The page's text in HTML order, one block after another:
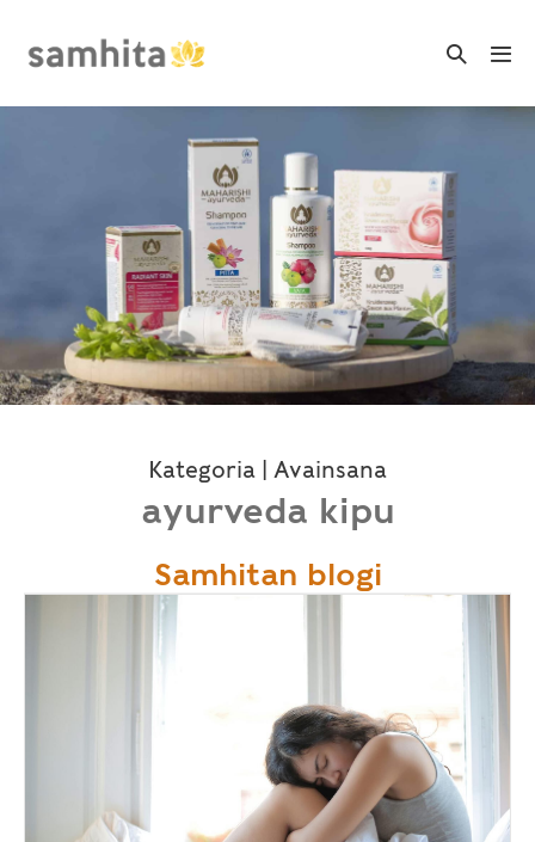
Search
Kategoria | Avainsana
ayurveda kipu
Samhitan blogi